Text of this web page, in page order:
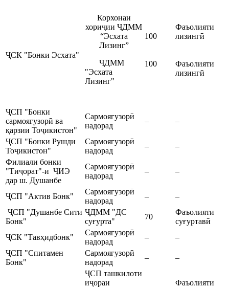
ҶСК "Бонки Эсхата"
Корхонаи
хориҷии ҶДММ
“Эсхата
Лизинг”
ҶДММ
"Эсхата
Лизинг"
100
100
Фаъолияти
лизингӣ
Фаъолияти
лизингӣ
ҶСП "Бонки
сармоягузорӣ ва
қарзии Тоҷикистон"
Cармоягузорӣ
надорад
– –
ҶСП "Бонки Рушди
Тоҷикистон"
Cармоягузорӣ
надорад
–
–
Филиали бонки
"Тиҷорат"-и ҶИЭ
дар ш. Душанбе
Cармоягузорӣ
надорад
– –
ҶСП "Актив Бонк"
Cармоягузорӣ
надорад
–
–
ҶСП "Душанбе Сити
Бонк"
ҶДММ "ДС
суғурта"
70
Фаъолияти
суғуртавӣ
ҶСК "Тавҳидбонк"
Cармоягузорӣ
надорад
–
–
ҶСП "Спитамен
Бонк"
Cармоягузорӣ
надорад
– –
ҶСП ташкилоти
иҷораи
Фаъолияти